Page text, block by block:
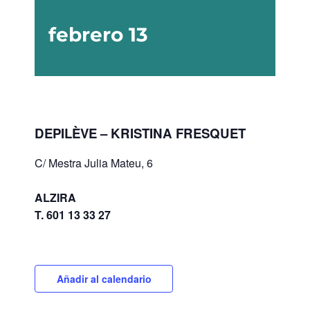
febrero 13
DEPILÈVE – KRISTINA FRESQUET
C/ Mestra Julia Mateu, 6
ALZIRA
T. 601 13 33 27
Añadir al calendario